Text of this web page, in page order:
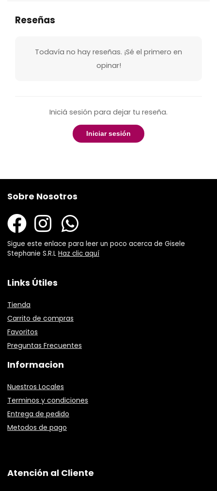
Reseñas
Todavía no hay reseñas. ¡Sé el primero en
opinar!
Iniciá sesión para dejar tu reseña.
Iniciar sesión
Sobre Nosotros
Sigue este enlace para leer un poco acerca de Gisele
Stephanie S.R.L Haz clic aquí
Links Útiles
Tienda
Carrito de compras
Favoritos
Preguntas Frecuentes
Informacion
Nuestros Locales
Terminos y condiciones
Entrega de pedido
Metodos de pago
Atención al Cliente